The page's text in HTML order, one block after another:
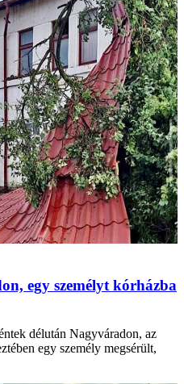
egy személyt kórházba
délután Nagyváradon, az
egy személy megsérült,